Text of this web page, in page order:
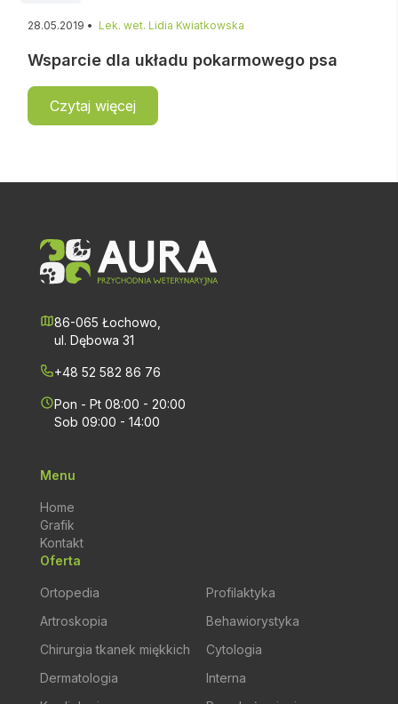
28.05.2019 • Lek. wet. Lidia Kwiatkowska
Wsparcie dla układu pokarmowego psa
Czytaj więcej
86-065 Łochowo,
ul. Dębowa 31
+48 52 582 86 76
Pon - Pt 08:00 - 20:00
Sob 09:00 - 14:00
Menu
Home
Grafik
Kontakt
Oferta
Ortopedia
Profilaktyka
Artroskopia
Behawiorystyka
Chirurgia tkanek miękkich
Cytologia
Dermatologia
Interna